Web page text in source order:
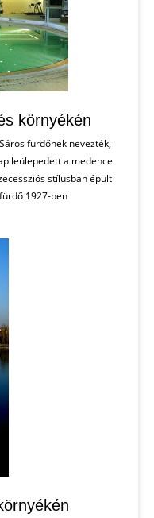
környékén
Sáros fürdőnek nevezték,
leülepedett a medence
stílusban épült
1927-ben